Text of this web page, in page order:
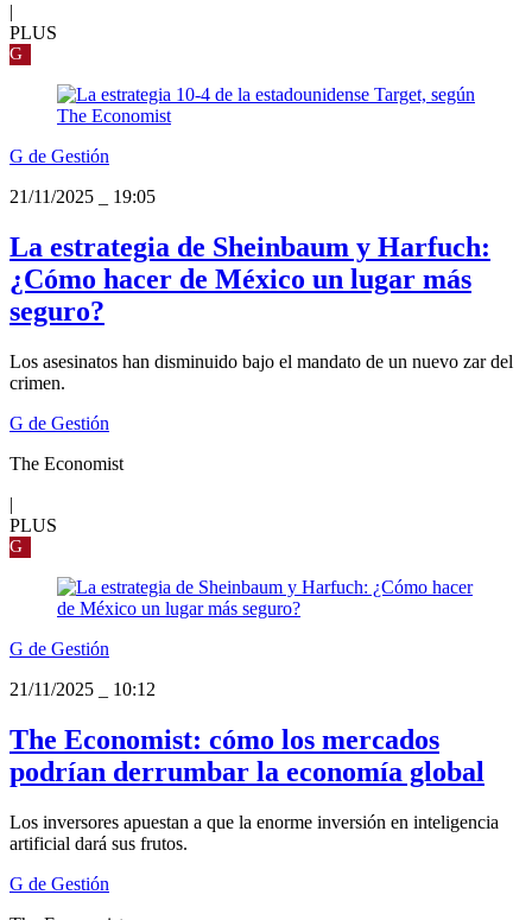
|
PLUS
G
G de Gestión
21/11/2025
19:05
La estrategia de Sheinbaum y Harfuch:
¿Cómo hacer de México un lugar más
seguro?
Los asesinatos han disminuido bajo el mandato de un nuevo zar del
crimen.
G de Gestión
The Economist
|
PLUS
G
G de Gestión
21/11/2025
10:12
The Economist: cómo los mercados
podrían derrumbar la economía global
Los inversores apuestan a que la enorme inversión en inteligencia
artificial dará sus frutos.
G de Gestión